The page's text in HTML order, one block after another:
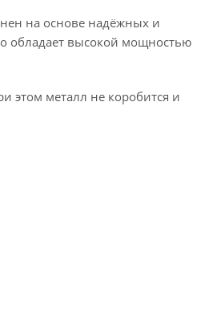
на основе надёжных и
обладает высокой мощностью
этом металл не коробится и